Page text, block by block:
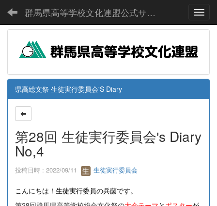
群馬県高等学校文化連盟公式サイト
県高総文祭 生徒実行委員会'S Diary
第28回 生徒実行委員会's Diary
No,4
投稿日時 : 2022/09/11 生徒実行委員会
こんにちは！生徒実行委員の兵藤です。